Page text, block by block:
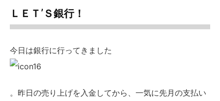
ＬＥＴ’Ｓ銀行！
今日は銀行に行ってきました
。昨日の売り上げを入金してから、一気に先月の支払い